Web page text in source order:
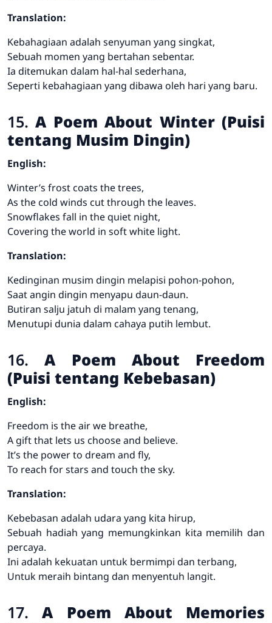
Translation:
Kebahagiaan adalah senyuman yang singkat,
Sebuah momen yang bertahan sebentar.
Ia ditemukan dalam hal-hal sederhana,
Seperti kebahagiaan yang dibawa oleh hari yang baru.
15.A Poem About Winter (Puisi
tentang Musim Dingin)
English:
Winter’s frost coats the trees,
As the cold winds cut through the leaves.
Snowflakes fall in the quiet night,
Covering the world in soft white light.
Translation:
Kedinginan musim dingin melapisi pohon-pohon,
Saat angin dingin menyapu daun-daun.
Butiran salju jatuh di malam yang tenang,
Menutupi dunia dalam cahaya putih lembut.
16.A Poem About Freedom
(Puisi tentang Kebebasan)
English:
Freedom is the air we breathe,
A gift that lets us choose and believe.
It’s the power to dream and fly,
To reach for stars and touch the sky.
Translation:
Kebebasan adalah udara yang kita hirup,
Sebuah hadiah yang memungkinkan kita memilih dan
percaya.
Ini adalah kekuatan untuk bermimpi dan terbang,
Untuk meraih bintang dan menyentuh langit.
17.A Poem About Memories